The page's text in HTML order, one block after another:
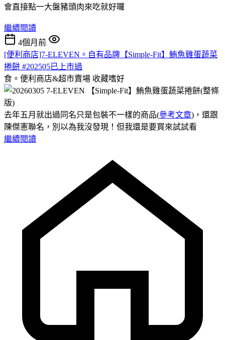
會直接點一大盤豬頭肉來吃就好囉
繼續閱讀
4個月前
[便利商店]7-ELEVEN。自有品牌【Simple-Fit】鮪魚雞蛋蔬菜
捲餅 #202505已上市過
食。便利商店&超市賣場 收藏嗜好
去年五月就出過同名只是包裝不一樣的商品(參考文章)，還跟
陳傑憲聯名，別以為我沒發現！但我還是要買來試試看
繼續閱讀